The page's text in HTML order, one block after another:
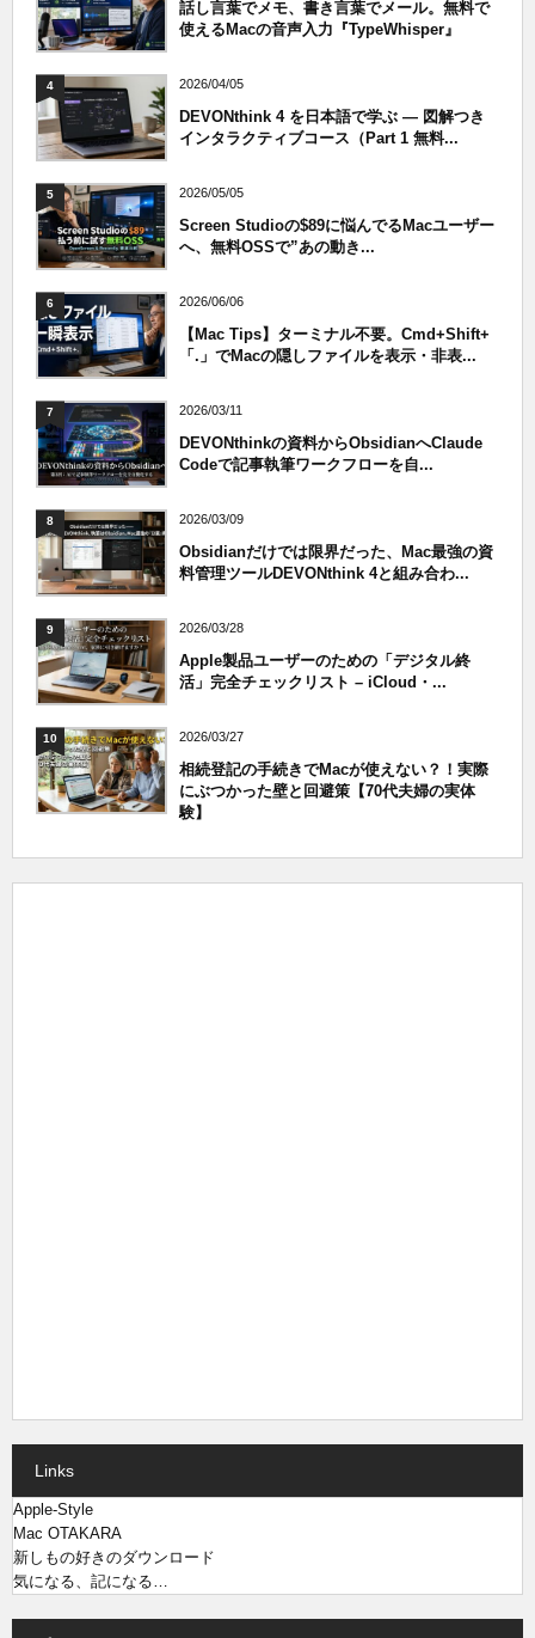
話し言葉でメモ、書き言葉でメール。無料で
使えるMacの音声入力『TypeWhisper』
4 2026/04/05
DEVONthink 4 を日本語で学ぶ — 図解つき
インタラクティブコース（Part 1 無料...
5 2026/05/05
Screen Studioの$89に悩んでるMacユーザー
へ、無料OSSで”あの動き...
6 2026/06/06
【Mac Tips】ターミナル不要。Cmd+Shift+
「.」でMacの隠しファイルを表示・非表...
7 2026/03/11
DEVONthinkの資料からObsidianへClaude
Codeで記事執筆ワークフローを自...
8 2026/03/09
Obsidianだけでは限界だった、Mac最強の資
料管理ツールDEVONthink 4と組み合わ...
9 2026/03/28
Apple製品ユーザーのための「デジタル終
活」完全チェックリスト – iCloud・...
10 2026/03/27
相続登記の手続きでMacが使えない？！実際
にぶつかった壁と回避策【70代夫婦の実体
験】
Links
Apple-Style
Mac OTAKARA
新しもの好きのダウンロード
気になる、記になる…